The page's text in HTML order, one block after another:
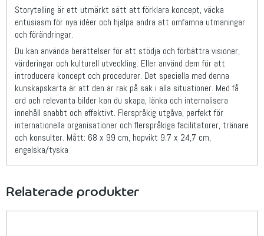
Storytelling är ett utmärkt sätt att förklara koncept, väcka
entusiasm för nya idéer och hjälpa andra att omfamna utmaningar
och förändringar.
Du kan använda berättelser för att stödja och förbättra visioner,
värderingar och kulturell utveckling. Eller använd dem för att
introducera koncept och procedurer. Det speciella med denna
kunskapskarta är att den är rak på sak i alla situationer. Med få
ord och relevanta bilder kan du skapa, länka och internalisera
innehåll snabbt och effektivt. Flerspråkig utgåva, perfekt för
internationella organisationer och flerspråkiga facilitatorer, tränare
och konsulter. Mått: 68 x 99 cm, hopvikt 9.7 x 24,7 cm,
engelska/tyska
Relaterade produkter